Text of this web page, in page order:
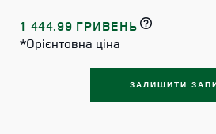
1 444.99 ГРИВЕНЬ
*Орієнтовна ціна
ЗАЛИШИТИ